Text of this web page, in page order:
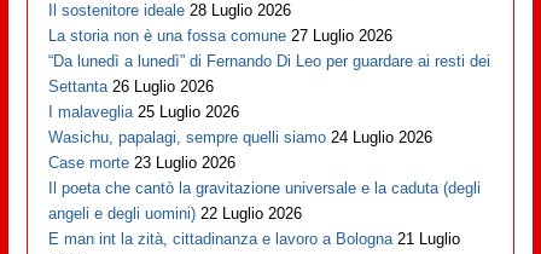
Il sostenitore ideale 28 Luglio 2026
La storia non è una fossa comune 27 Luglio 2026
“Da lunedì a lunedì” di Fernando Di Leo per guardare ai resti dei
Settanta 26 Luglio 2026
I malaveglia 25 Luglio 2026
Wasichu, papalagi, sempre quelli siamo 24 Luglio 2026
Case morte 23 Luglio 2026
Il poeta che cantò la gravitazione universale e la caduta (degli
angeli e degli uomini) 22 Luglio 2026
E man int la zità, cittadinanza e lavoro a Bologna 21 Luglio